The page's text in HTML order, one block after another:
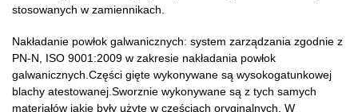
stosowanych w zamiennikach.
Nakładanie powłok galwanicznych: system zarządzania zgodnie z
PN-N, ISO 9001:2009 w zakresie nakładania powłok
galwanicznych.Części gięte wykonywane są wysokogatunkowej
blachy atestowanej.Sworznie wykonywane są z tych samych
materiałów jakie były użyte w częściach oryginalnych. W